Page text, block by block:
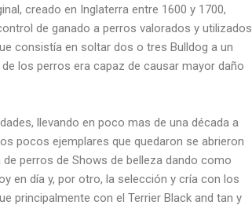
creado en Inglaterra entre 1600 y 1700,
de ganado a perros valorados y utilizados
consistía en soltar dos o tres Bulldog a un
los perros era capaz de causar mayor daño
llevando en poco mas de una década a
pocos ejemplares que quedaron se abrieron
perros de Shows de belleza dando como
en día y, por otro, la selección y cría con los
principalmente con el Terrier Black and tan y